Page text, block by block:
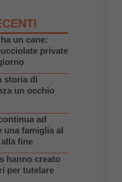
un cane:
private
storia di
un occhio
ad
una famiglia al
fine
hanno creato
per tutelare